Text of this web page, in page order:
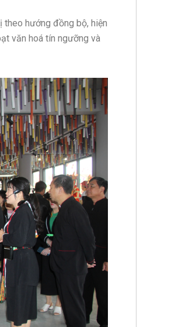
theo hướng đồng bộ, hiện
văn hoá tín ngưỡng và